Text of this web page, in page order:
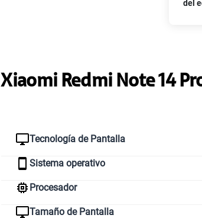
Paga
del
Xiaomi Redmi Note 14
Tecnología de Pantalla
Sistema operativo
Procesador
Tamaño de Pantalla